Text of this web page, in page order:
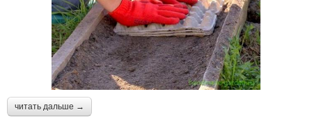
читать дальше →